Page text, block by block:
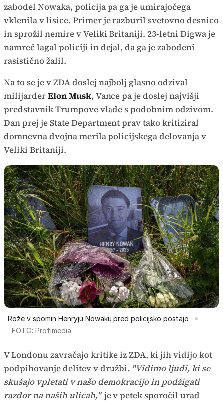
zabodel Nowaka, policija pa ga je umirajočega
vklenila v lisice. Primer je razburil svetovno desnico
in sprožil nemire v Veliki Britaniji. 23-letni Digwa je
namreč lagal policiji in dejal, da ga je zabodeni
rasistično žalil.
Na to se je v ZDA doslej najbolj glasno odzival
milijarderElon Musk, Vance pa je doslej najvišji
predstavnik Trumpove vlade s podobnim odzivom.
Dan prej je State Department prav tako kritiziral
domnevna dvojna merila policijskega delovanja v
Veliki Britaniji.
Rože v spomin Henryju Nowaku pred policijsko postajo
FOTO: Profimedia
V Londonu zavračajo kritike iz ZDA, ki jih vidijo kot
podpihovanje delitev v družbi. "Vidimo ljudi, ki se
skušajo vpletati v našo demokracijo in podžigati
razdor na naših ulicah," je v petek sporočil urad